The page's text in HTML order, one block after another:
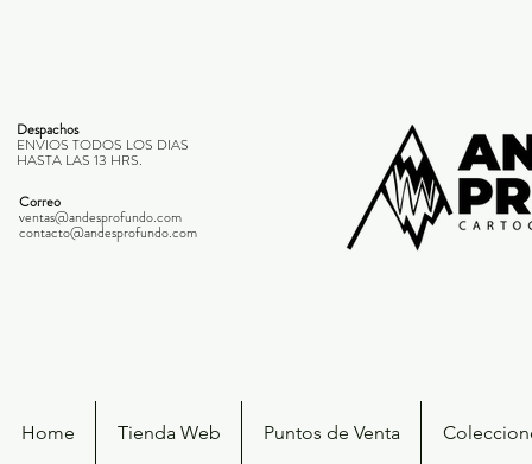
Despachos
ENVIOS TODOS LOS DIAS
HASTA LAS 13 HRS.
Correo
ventas@andesprofundo.com
contacto@andesprofundo.com
Home Tienda Web Puntos de Venta